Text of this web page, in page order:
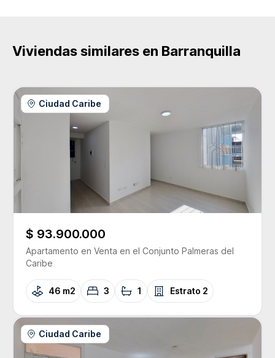
Viviendas similares en Barranquilla
Ciudad Caribe
$ 93.900.000
Apartamento en Venta en el Conjunto Palmeras del
Caribe
46 m2 3 1 Estrato 2
Ciudad Caribe